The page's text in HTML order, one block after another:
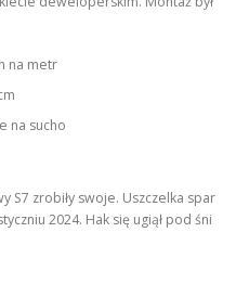
na metr
na sucho
S7 zrobiły swoje. Uszczelka spar
2024. Hak się ugiął pod śni